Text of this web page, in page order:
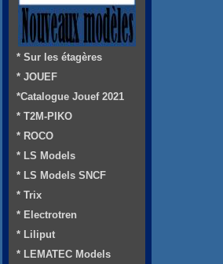
* Sur les étagères
* JOUEF
*Catalogue Jouef 2021
* T2M-PIKO
* ROCO
* LS Models
* LS Models SNCF
* Trix
* Electrotren
* Liliput
* LEMATEC Models